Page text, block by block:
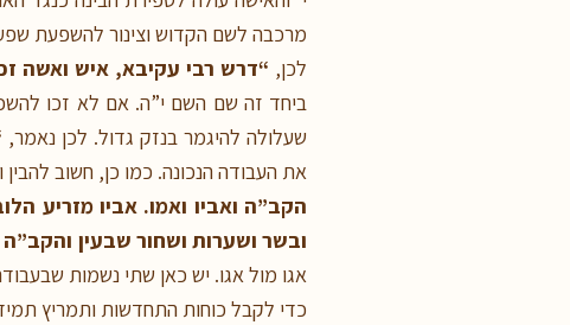
מרכבה לשם הקדוש וצינור להשפעת
לכן, “דרש רבי עקיבא, איש ואשה
ביחד זה שם השם י”ה. אם לא זכו
שעלולה להיגמר בנזק גדול. לכן נאמר,
את העבודה הנכונה. כמו כן, חשוב
הקב”ה ואביו ואמו. אביו מזריע
ובשר ושערות ושחור שבעין והקב”ה
אגו מול אגו. יש כאן שתי נשמות
כדי לקבל כוחות התחדשות ותמריץ